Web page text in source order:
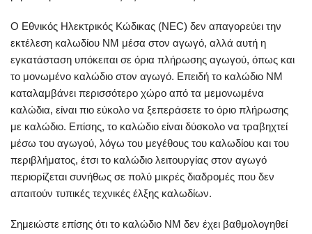
Ο Εθνικός Ηλεκτρικός Κώδικας (NEC) δεν απαγορεύει την
εκτέλεση καλωδίου NM μέσα στον αγωγό, αλλά αυτή η
εγκατάσταση υπόκειται σε όρια πλήρωσης αγωγού, όπως και
το μονωμένο καλώδιο στον αγωγό. Επειδή το καλώδιο NM
καταλαμβάνει περισσότερο χώρο από τα μεμονωμένα
καλώδια, είναι πιο εύκολο να ξεπεράσετε το όριο πλήρωσης
με καλώδιο. Επίσης, το καλώδιο είναι δύσκολο να τραβηχτεί
μέσω του αγωγού, λόγω του μεγέθους του καλωδίου και του
περιβλήματος, έτσι το καλώδιο λειτουργίας στον αγωγό
περιορίζεται συνήθως σε πολύ μικρές διαδρομές που δεν
απαιτούν τυπικές τεχνικές έλξης καλωδίων.
Σημειώστε επίσης ότι το καλώδιο NM δεν έχει βαθμολογηθεί